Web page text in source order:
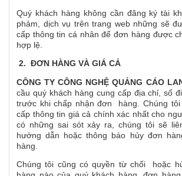
Quý khách hàng không cần đăng ký tài
phảm, dịch vụ trên trang web những sẽ
cấp thông tin cá nhân để đơn hàng được
hợp lệ.
2. ĐƠN HÀNG VÀ GIÁ CẢ
CÔNG TY CÔNG NGHỆ QUẢNG CÁO
cầu quý khách hàng cung cấp địa chỉ, số
trước khi chấp nhận đơn hàng. Chúng tôi
cấp thông tin giá cả chính xác nhất cho
có những sai sót xảy ra, chúng tôi sẽ
hướng dẫn hoặc thông báo hủy đơn
hàng.
Chúng tôi cũng có quyền từ chối hoặc